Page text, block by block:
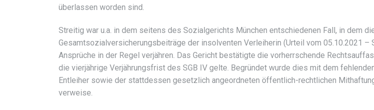
überlassen worden sind.
Streitig war u.a. in dem seitens des Sozialgerichts München entschiedenen Fall, in dem
Gesamtsozialversicherungsbeiträge der insolventen Verleiherin (Urteil vom 05.10.2021
Ansprüche in der Regel verjähren. Das Gericht bestätigte die vorherrschende
die vierjährige Verjährungsfrist des SGB IV gelte. Begründet wurde dies mit dem
Entleiher sowie der stattdessen gesetzlich angeordneten öffentlich-rechtlichen
verweise.